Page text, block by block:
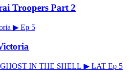
Troopers Part 2
▶ Ep 5
▶ LAT Ep 5